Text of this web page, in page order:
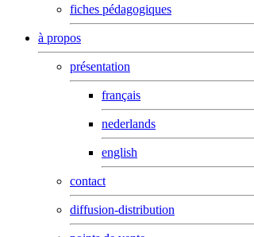
fiches pédagogiques
à propos
présentation
français
nederlands
english
contact
diffusion-distribution